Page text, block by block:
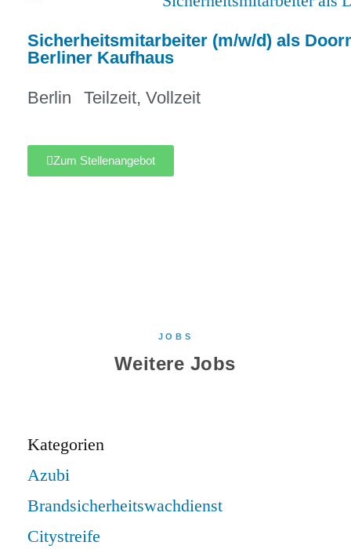
Sicherheitsmitarbeiter (m/w/d) als
Berliner Kaufhaus
Berlin Teilzeit, Vollzeit
Zum Stellenangebot
JOBS
Weitere Jobs
Kategorien
Azubi
Brandsicherheitswachdienst
Citystreife